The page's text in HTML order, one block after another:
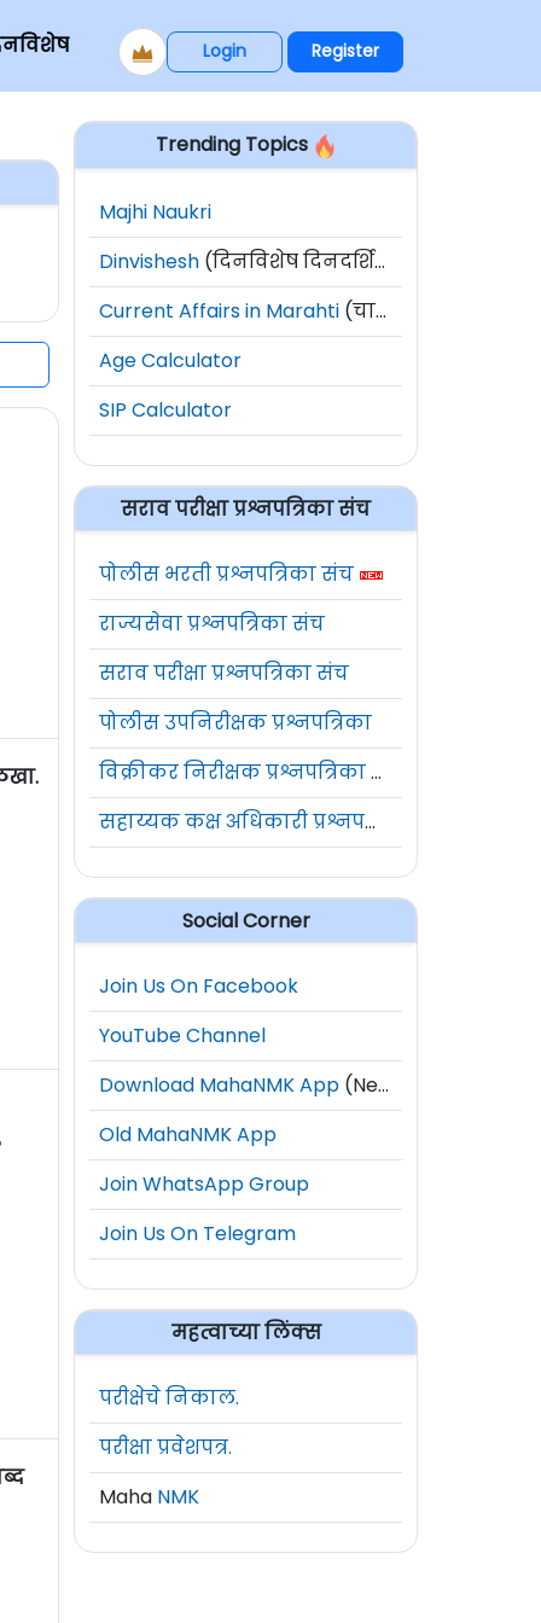
Login Register
Trending Topics
Majhi Naukri
Dinvishesh (दिनविशेष दिनदर्शिका)
Current Affairs in Marahti (चालू घडामोडी)
Age Calculator
SIP Calculator
सराव परीक्षा प्रश्नपत्रिका संच
पोलीस भरती प्रश्नपत्रिका संच
राज्यसेवा प्रश्नपत्रिका संच
सराव परीक्षा प्रश्नपत्रिका संच
पोलीस उपनिरीक्षक प्रश्नपत्रिका
विक्रीकर निरीक्षक प्रश्नपत्रिका संच
सहाय्यक कक्ष अधिकारी प्रश्नपत्रिका संच
Social Corner
Join Us On Facebook
YouTube Channel
Download MahaNMK App (New)
Old MahaNMK App
Join WhatsApp Group
Join Us On Telegram
महत्वाच्या लिंक्स
परीक्षेचे निकाल.
परीक्षा प्रवेशपत्र.
Maha NMK